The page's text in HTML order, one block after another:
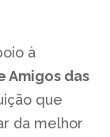
à
Amigos das
que
da melhor